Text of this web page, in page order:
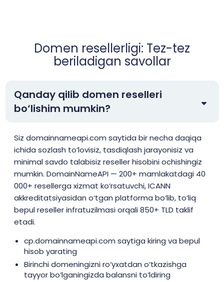
Domen resellerligi: Tez-tez
beriladigan savollar
Qanday qilib domen reselleri
bo‘lishim mumkin?
Siz domainnameapi.com saytida bir necha daqiqa
ichida sozlash to‘lovisiz, tasdiqlash jarayonisiz va
minimal savdo talabisiz reseller hisobini ochishingiz
mumkin. DomainNameAPI — 200+ mamlakatdagi 40
000+ resellerga xizmat ko‘rsatuvchi, ICANN
akkreditatsiyasidan o‘tgan platforma bo‘lib, to‘liq
bepul reseller infratuzilmasi orqali 850+ TLD taklif
etadi.
cp.domainnameapi.com saytiga kiring va bepul
hisob yarating
Birinchi domeningizni ro‘yxatdan o‘tkazishga
tayyor bo‘lganingizda balansni to‘ldiring